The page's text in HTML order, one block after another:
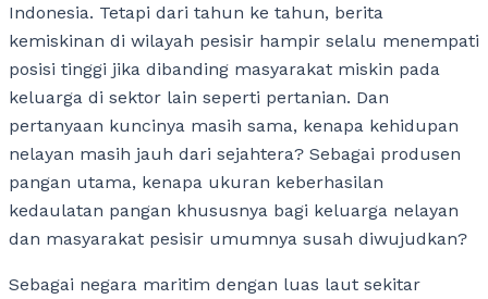
Indonesia. Tetapi dari tahun ke tahun, berita
kemiskinan di wilayah pesisir hampir selalu menempati
posisi tinggi jika dibanding masyarakat miskin pada
keluarga di sektor lain seperti pertanian. Dan
pertanyaan kuncinya masih sama, kenapa kehidupan
nelayan masih jauh dari sejahtera? Sebagai produsen
pangan utama, kenapa ukuran keberhasilan
kedaulatan pangan khususnya bagi keluarga nelayan
dan masyarakat pesisir umumnya susah diwujudkan?
Sebagai negara maritim dengan luas laut sekitar